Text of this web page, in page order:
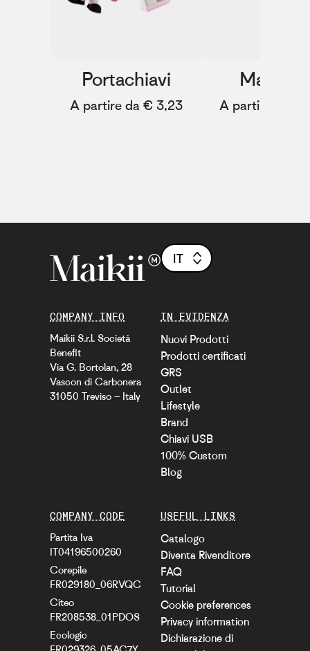
Portachiavi
A partire da € 3,23 A partire da €
COMPANY INFO
Maikii S.r.l. Società
Benefit
Via G. Bortolan, 28
Vascon di Carbonera
31050 Treviso – Italy
IN EVIDENZA
Nuovi Prodotti
Prodotti certificati
GRS
Outlet
Lifestyle
Brand
Chiavi USB
100% Custom
Blog
USEFUL LINKS
Catalogo
Diventa Rivenditore
FAQ
Tutorial
Cookie preferences
Privacy information
Dichiarazione di
COMPANY CODE
Partita Iva
IT04196500260
Corepile
FR029180_06RVQC
Citeo
FR208538_01PDOS
Ecologic
IT